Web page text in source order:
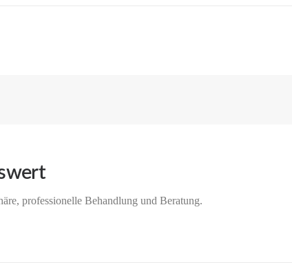
professionelle Behandlung und Beratung.